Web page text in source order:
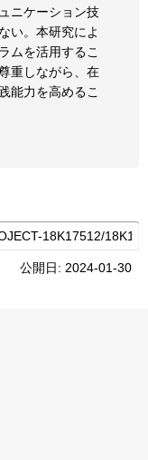
ニケーション技
い。本研究によ
ムを活用するこ
重しながら、在
能力を高めるこ
公開日: 2024-01-30